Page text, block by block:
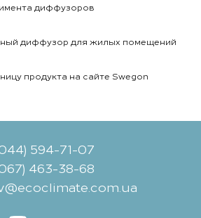
диффузоров
диффузор для жилых помещений
продукта на сайте Swegon
594-71-07
463-38-68